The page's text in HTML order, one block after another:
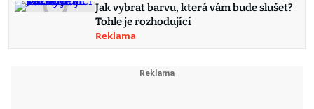
Jak vybrat barvu, která vám bude slušet?
Tohle je rozhodující
Reklama